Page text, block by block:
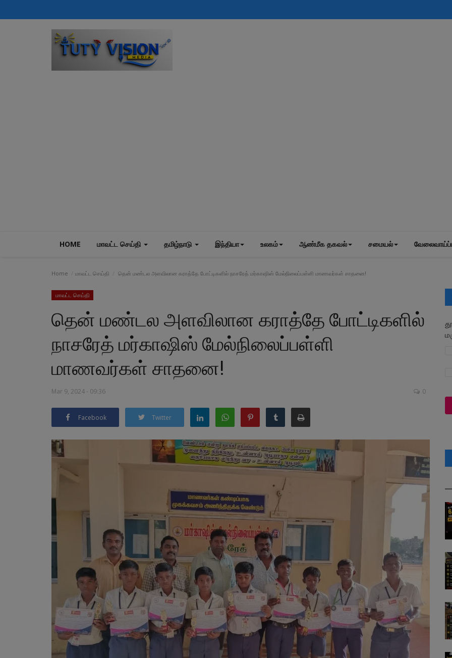
HOME மாவட்ட செய்தி தமிழ்நாடு இந்தியா உலகம் ஆண்மீக தகவல் சமையல்
Home மாவட்ட செய்தி தென் மண்டல அளவிலான கராத்தே போட்டிகளில் நாசரேத் மர்காஷிஸ் மேல்நிலைப்பள்ளி மாணவர்கள் சாதனை!
மாவட்ட செய்தி
தென் மண்டல அளவிலான கராத்தே போட்டிகளில்
நாசரேத் மர்காஷிஸ் மேல்நிலைப்பள்ளி
மாணவர்கள் சாதனை!
Mar 9, 2024 - 09:36 0
Facebook Twitter